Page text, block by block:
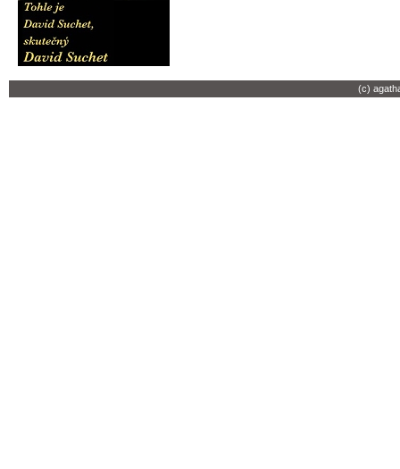
(c)